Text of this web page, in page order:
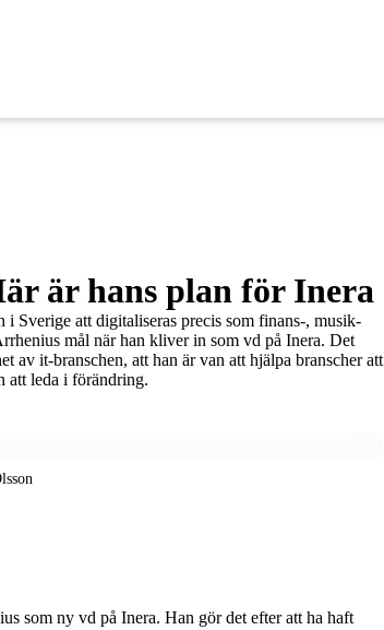
är hans plan för Inera
i Sverige att digitaliseras precis som finans-, musik-
mål när han kliver in som vd på Inera. Det
av it-branschen, att han är van att hjälpa branscher att
att leda i förändring.
som ny vd på Inera. Han gör det efter att ha haft